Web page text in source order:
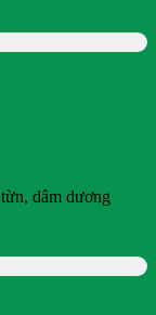
dâm dương